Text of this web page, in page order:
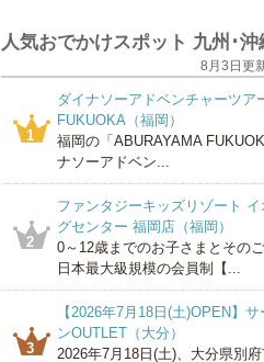
人気おでかけスポット 九州･沖
8月3日更
1
ダイナソーアドベンチャーツア
FUKUOKA（福岡）
福岡の「ABURAYAMA
ナソーアドベン...
2
ファンタジーキッズリゾート
グセンター 福岡店（福岡）
0～12歳までのお子さまとその
日本最大級規模の会員制【...
3
【2026年7月18日(土)OPEN】
ンOUTLET（大分）
2026年7月18日(土)、大分県別